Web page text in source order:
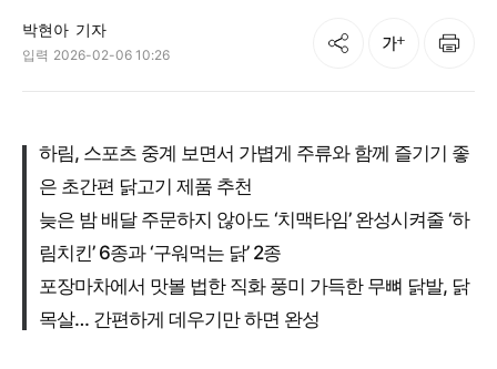
박현아 기자
입력 2026-02-06 10:26
공유 글자크기 인쇄
하림, 스포츠 중계 보면서 가볍게 주류와 함께 즐기기 좋
은 초간편 닭고기 제품 추천
늦은 밤 배달 주문하지 않아도 ‘치맥타임’ 완성시켜줄 ‘하
림치킨’ 6종과 ‘구워먹는 닭’ 2종
포장마차에서 맛볼 법한 직화 풍미 가득한 무뼈 닭발, 닭
목살… 간편하게 데우기만 하면 완성